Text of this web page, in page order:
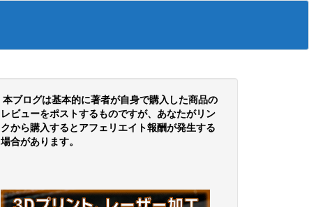
本ブログは基本的に著者が自身で購入した商品の
レビューをポストするものですが、あなたがリン
クから購入するとアフェリエイト報酬が発生する
場合があります。